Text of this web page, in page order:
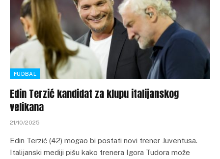
FUDBAL
Edin Terzić kandidat za klupu italijanskog
velikana
21/10/2025
Edin Terzić (42) mogao bi postati novi trener Juventusa.
Italijanski mediji pišu kako trenera Igora Tudora može